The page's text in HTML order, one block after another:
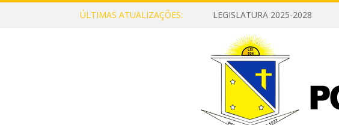
ÚLTIMAS ATUALIZAÇÕES: LEGISLATURA 2025-2028